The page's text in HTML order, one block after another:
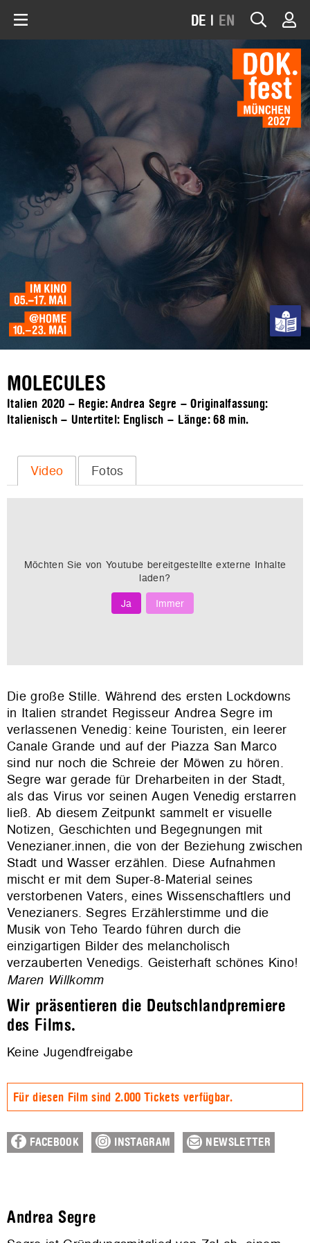
DE | EN
MOLECULES
Italien 2020 – Regie: Andrea Segre – Originalfassung:
Italienisch – Untertitel: Englisch – Länge:68 min.
Video Fotos
Möchten Sie von Youtube bereitgestellte externe Inhalte
laden?
Ja
Immer
Die große Stille. Während des ersten Lockdowns
in Italien strandet Regisseur Andrea Segre im
verlassenen Venedig: keine Touristen, ein leerer
Canale Grande und auf der Piazza San Marco
sind nur noch die Schreie der Möwen zu hören.
Segre war gerade für Dreharbeiten in der Stadt,
als das Virus vor seinen Augen Venedig erstarren
ließ. Ab diesem Zeitpunkt sammelt er visuelle
Notizen, Geschichten und Begegnungen mit
Venezianer.innen, die von der Beziehung zwischen
Stadt und Wasser erzählen. Diese Aufnahmen
mischt er mit dem Super-8-Material seines
verstorbenen Vaters, eines Wissenschaftlers und
Venezianers. Segres Erzählerstimme und die
Musik von Teho Teardo führen durch die
einzigartigen Bilder des melancholisch
verzauberten Venedigs. Geisterhaft schönes Kino!
Maren Willkomm
Wir präsentieren die Deutschlandpremiere
des Films.
Keine Jugendfreigabe
Für diesen Film sind 2.000 Tickets verfügbar.
FACEBOOK INSTAGRAM NEWSLETTER
Andrea Segre